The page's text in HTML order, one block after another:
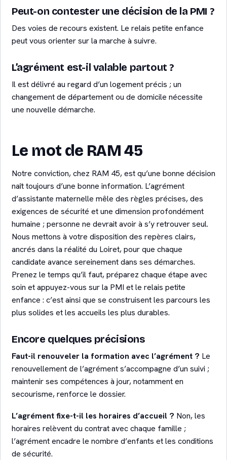
Peut-on contester une décision de la PMI ?
Des voies de recours existent. Le relais petite enfance
peut vous orienter sur la marche à suivre.
L’agrément est-il valable partout ?
Il est délivré au regard d’un logement précis ; un
changement de département ou de domicile nécessite
une nouvelle démarche.
Le mot de RAM 45
Notre conviction, chez RAM 45, est qu’une bonne décision
naît toujours d’une bonne information. L’agrément
d’assistante maternelle mêle des règles précises, des
exigences de sécurité et une dimension profondément
humaine ; personne ne devrait avoir à s’y retrouver seul.
Nous mettons à votre disposition des repères clairs,
ancrés dans la réalité du Loiret, pour que chaque
candidate avance sereinement dans ses démarches.
Prenez le temps qu’il faut, préparez chaque étape avec
soin et appuyez-vous sur la PMI et le relais petite
enfance : c’est ainsi que se construisent les parcours les
plus solides et les accueils les plus durables.
Encore quelques précisions
Faut-il renouveler la formation avec l’agrément ? Le
renouvellement de l’agrément s’accompagne d’un suivi ;
maintenir ses compétences à jour, notamment en
secourisme, renforce le dossier.
L’agrément fixe-t-il les horaires d’accueil ? Non, les
horaires relèvent du contrat avec chaque famille ;
l’agrément encadre le nombre d’enfants et les conditions
de sécurité.